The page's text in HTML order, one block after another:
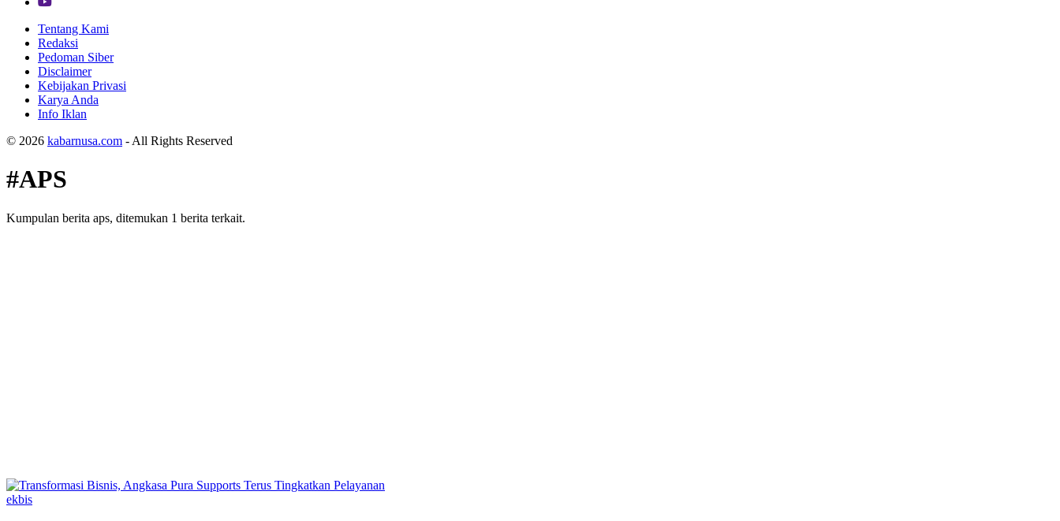
Tentang Kami
Redaksi
Pedoman Siber
Disclaimer
Kebijakan Privasi
Karya Anda
Info Iklan
© 2026 kabarnusa.com - All Rights Reserved
#APS
Kumpulan berita aps, ditemukan 1 berita terkait.
ekbis